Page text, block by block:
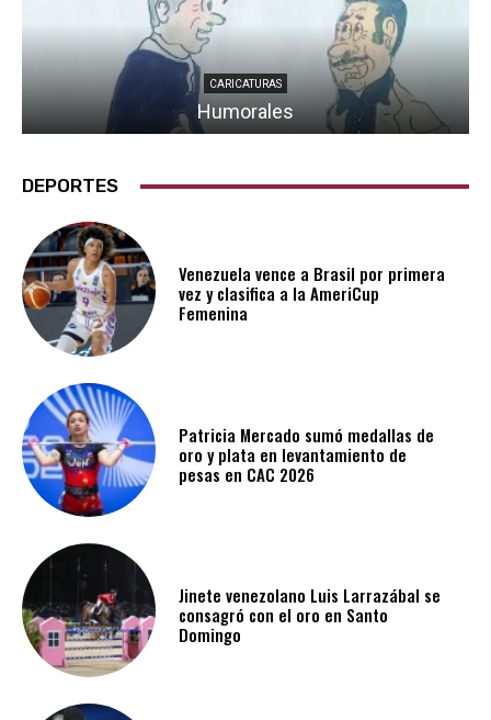
CARICATURAS
Humorales
DEPORTES
Venezuela vence a Brasil por primera
vez y clasifica a la AmeriCup
Femenina​
Patricia Mercado sumó medallas de
oro y plata en levantamiento de
pesas en CAC 2026
Jinete venezolano Luis Larrazábal se
consagró con el oro en Santo
Domingo